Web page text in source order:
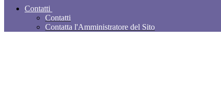
Contatti
Contatti
Contatta l'Amministratore del Sito